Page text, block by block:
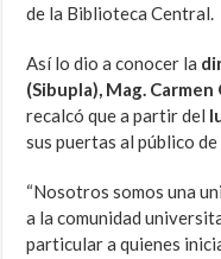
de la Biblioteca Central.
Así lo dio a conocer la
(Sibupla), Mag.
recalcó que a partir del
sus puertas al público
“Nosotros somos una
a la comunidad
particular a quienes